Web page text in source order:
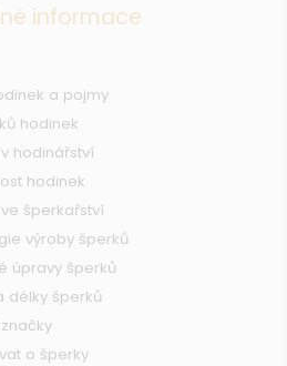
informace
a pojmy
hodinek
hodinářství
hodinek
šperkařství
výroby šperků
úpravy šperků
délky šperků
o šperky